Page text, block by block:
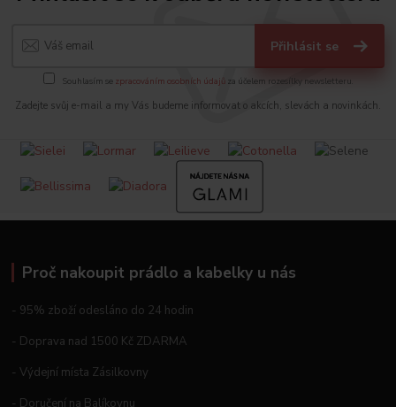
Přihlásit se
Souhlasím se zpracováním osobních údajů za účelem rozesílky newsletteru.
Zadejte svůj e-mail a my Vás budeme informovat o akcích, slevách a novinkách.
Proč nakoupit prádlo a kabelky u nás
- 95% zboží odesláno do 24 hodin
- Doprava nad 1500 Kč ZDARMA
- Výdejní místa Zásilkovny
- Doručení na Balíkovnu